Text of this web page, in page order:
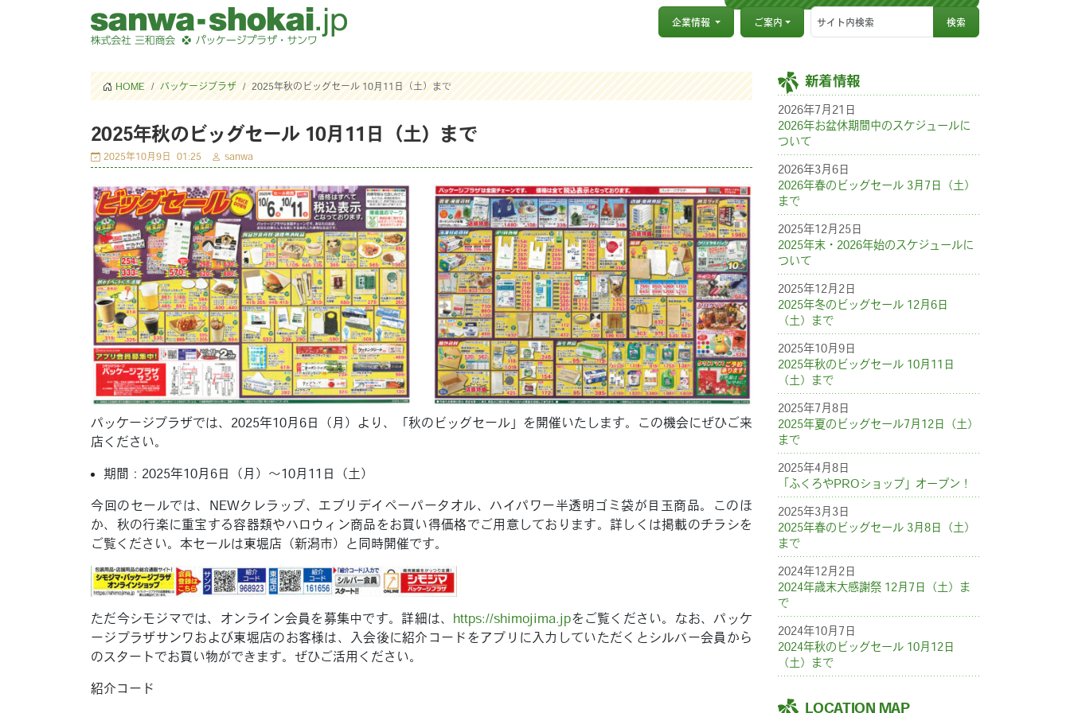
企業情報 ご案内
HOME パッケージプラザ 2025年秋のビッグセール 10月11日（土）まで
2025年秋のビッグセール 10月11日（土）まで
2025年10月9日 01:25 sanwa
パッケージプラザでは、2025年10月6日（月）より、「秋のビッグセール」を開催いたします。この機会にぜひご来
店ください。
期間：2025年10月6日（月）〜10月11日（土）
今回のセールでは、NEWクレラップ、エブリデイペーパータオル、ハイパワー半透明ゴミ袋が目玉商品。このほ
か、秋の行楽に重宝する容器類やハロウィン商品をお買い得価格でご用意しております。詳しくは掲載のチラシを
ご覧ください。本セールは東堀店（新潟市）と同時開催です。
ただ今シモジマでは、オンライン会員を募集中です。詳細は、 https://shimojima.jpをご覧ください。なお、パッケ
ージプラザサンワおよび東堀店のお客様は、入会後に紹介コードをアプリに入力していただくとシルバー会員から
のスタートでお買い物ができます。ぜひご活用ください。
紹介コード
新着情報
2026年7月21日
2026年お盆休期間中のスケジュールに
ついて
2026年3月6日
2026年春のビッグセール 3月7日（土）
まで
2025年12月25日
2025年末・2026年始のスケジュールに
ついて
2025年12月2日
2025年冬のビッグセール 12月6日
（土）まで
2025年10月9日
2025年秋のビッグセール 10月11日
（土）まで
2025年7月8日
2025年夏のビッグセール7月12日（土）
まで
2025年4月8日
「ふくろやPROショップ」オープン！
2025年3月3日
2025年春のビッグセール 3月8日（土）
まで
2024年12月2日
2024年歳末大感謝祭 12月7日（土）ま
で
2024年10月7日
2024年秋のビッグセール 10月12日
（土）まで
LOCATION MAP